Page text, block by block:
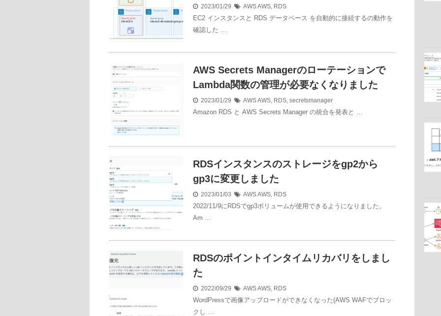
2023/01/29 AWSAWS, RDS
EC2 インスタンスと RDS データベース を自動的に接続するの動作を
確認した …
AWS Secrets Managerのローテーションで
Lambda関数の管理が必要なくなりました
2023/01/29 AWSAWS, RDS, secretsmanager
Amazon RDS と AWS Secrets Manager の統合を発表と …
RDSインスタンスのストレージをgp2から
gp3に変更しました
2023/01/03 AWSAWS, RDS
2022/11/9にRDSでgp3ボリュームが使用できるようになりました。
Am …
RDSのポイントインタイムリカバリをしまし
た
2022/09/29 AWSAWS, RDS
WordPressで画像アップロードができなくなった(AWS WAFでブロッ
クし …